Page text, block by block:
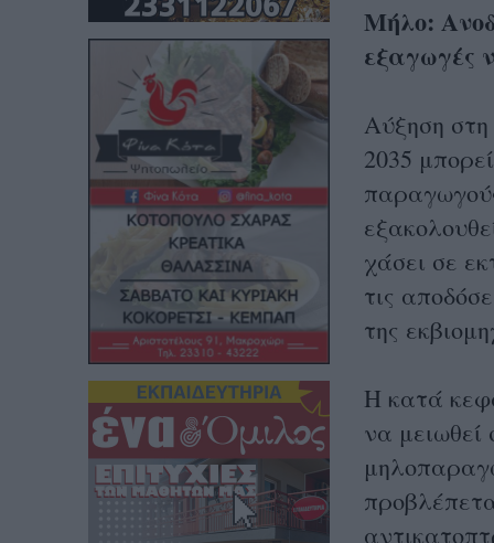
Μήλο:
εξαγωγές
Αύξηση
2035
χάσει σε
τις
της
Η κατά
να μειωθεί